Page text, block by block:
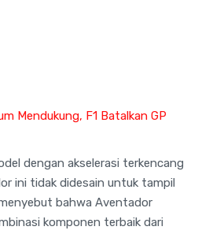
Mendukung, F1 Batalkan GP
dengan akselerasi terkencang
ini tidak didesain untuk tampil
bahwa Aventador
komponen terbaik dari